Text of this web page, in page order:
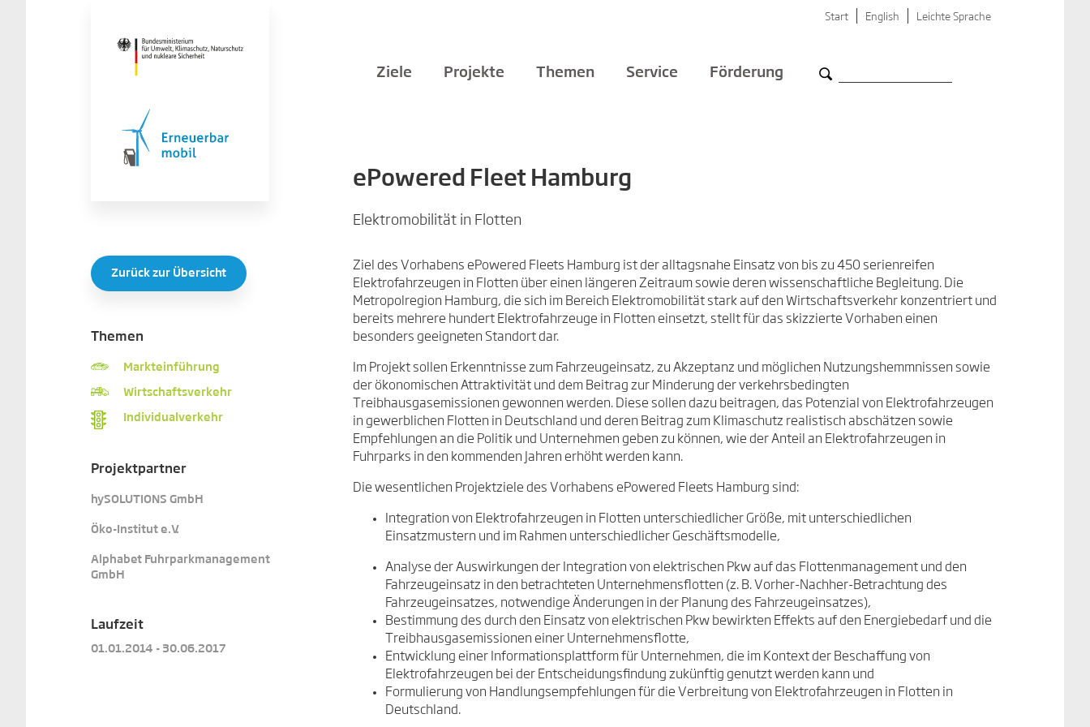
Start Leichte Sprache
English
Ziele Projekte Themen Service Förderung
Zurück zur Übersicht
Themen
Markteinführung
Wirtschaftsverkehr
Individualverkehr
Projektpartner
hySOLUTIONS GmbH
Öko-Institut e.V.
Alphabet Fuhrparkmanagement
GmbH
Laufzeit
01.01.2014 - 30.06.2017
ePowered Fleet Hamburg
Elektromobilität in Flotten
Ziel des Vorhabens ePowered Fleets Hamburg ist der alltagsnahe Einsatz von bis zu 450 serienreifen
Elektrofahrzeugen in Flotten über einen längeren Zeitraum sowie deren wissenschaftliche Begleitung. Die
Metropolregion Hamburg, die sich im Bereich Elektromobilität stark auf den Wirtschaftsverkehr konzentriert und
bereits mehrere hundert Elektrofahrzeuge in Flotten einsetzt, stellt für das skizzierte Vorhaben einen
besonders geeigneten Standort dar.
Im Projekt sollen Erkenntnisse zum Fahrzeugeinsatz, zu Akzeptanz und möglichen Nutzungshemmnissen sowie
der ökonomischen Attraktivität und dem Beitrag zur Minderung der verkehrsbedingten
Treibhausgasemissionen gewonnen werden. Diese sollen dazu beitragen, das Potenzial von Elektrofahrzeugen
in gewerblichen Flotten in Deutschland und deren Beitrag zum Klimaschutz realistisch abschätzen sowie
Empfehlungen an die Politik und Unternehmen geben zu können, wie der Anteil an Elektrofahrzeugen in
Fuhrparks in den kommenden Jahren erhöht werden kann.
Die wesentlichen Projektziele des Vorhabens ePowered Fleets Hamburg sind:
Integration von Elektrofahrzeugen in Flotten unterschiedlicher Größe, mit unterschiedlichen
Einsatzmustern und im Rahmen unterschiedlicher Geschäftsmodelle,
Analyse der Auswirkungen der Integration von elektrischen Pkw auf das Flottenmanagement und den
Fahrzeugeinsatz in den betrachteten Unternehmensflotten (z. B. Vorher-Nachher-Betrachtung des
Fahrzeugeinsatzes, notwendige Änderungen in der Planung des Fahrzeugeinsatzes),
Bestimmung des durch den Einsatz von elektrischen Pkw bewirkten Effekts auf den Energiebedarf und die
Treibhausgasemissionen einer Unternehmensflotte,
Entwicklung einer Informationsplattform für Unternehmen, die im Kontext der Beschaffung von
Elektrofahrzeugen bei der Entscheidungsfindung zukünftig genutzt werden kann und
Formulierung von Handlungsempfehlungen für die Verbreitung von Elektrofahrzeugen in Flotten in
Deutschland.